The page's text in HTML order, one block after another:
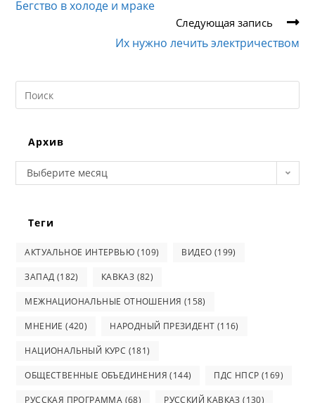
Бегство в холоде и мраке
Следующая запись
Их нужно лечить электричеством
Search
this
Архив
Архив
Выберите месяц
Теги
АКТУАЛЬНОЕ ИНТЕРВЬЮ (109) ВИДЕО (199)
ЗАПАД (182) КАВКАЗ (82)
МЕЖНАЦИОНАЛЬНЫЕ ОТНОШЕНИЯ (158)
МНЕНИЕ (420) НАРОДНЫЙ ПРЕЗИДЕНТ (116)
НАЦИОНАЛЬНЫЙ КУРС (181)
ОБЩЕСТВЕННЫЕ ОБЪЕДИНЕНИЯ (144) ПДС НПСР (169)
РУССКАЯ ПРОГРАММА (68) РУССКИЙ КАВКАЗ (130)